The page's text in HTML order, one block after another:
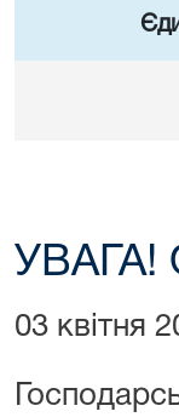
УВАГА!
03 квітня